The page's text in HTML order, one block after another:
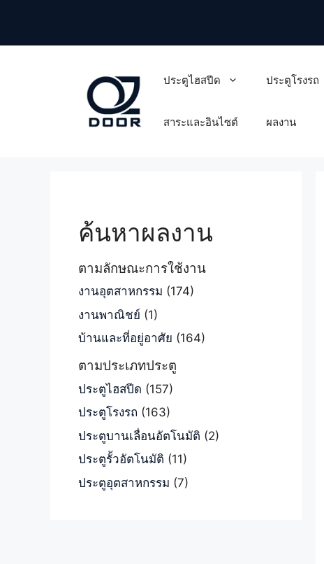
content
ประตูไฮสปีด ประตูโรงรถ
สาระและอินไซต์ ผลงาน
ค้นหาผลงาน
ตามลักษณะการใช้งาน
งานอุตสาหกรรม (174)
งานพาณิชย์ (1)
บ้านและที่อยู่อาศัย (164)
ตามประเภทประตู
ประตูไฮสปีด (157)
ประตูโรงรถ (163)
ประตูบานเลื่อนอัตโนมัติ (2)
ประตูรั้วอัตโนมัติ (11)
ประตูอุตสาหกรรม (7)